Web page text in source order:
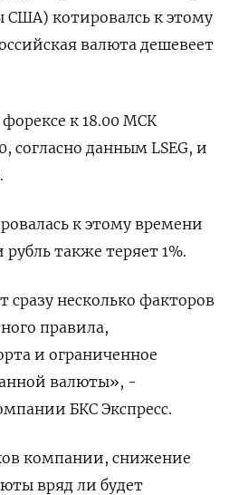
США) котировалсь к этому
валюта дешевеет
к 18.00 МСК
согласно данным LSEG, и
к этому времени
также теряет 1%.
сразу несколько факторов
правила,
‌и ограниченное
валюты», -
БКС Экспресс.
компании, снижение
вряд ли будет